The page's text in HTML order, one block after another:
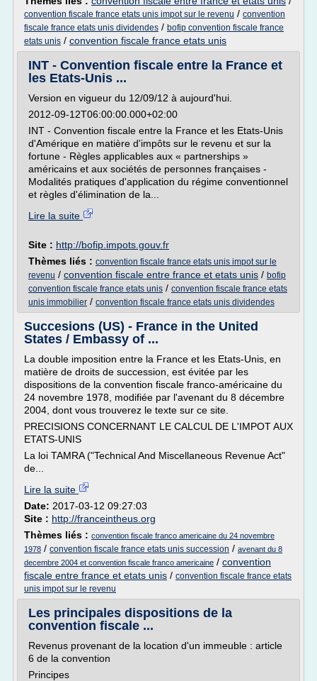
convention fiscale france etats unis impot sur le revenu / convention
fiscale france etats unis dividendes / bofip convention fiscale france
etats unis / convention fiscale france etats unis
INT - Convention fiscale entre la France et
les Etats-Unis ...
Version en vigueur du 12/09/12 à aujourd'hui.
2012-09-12T06:00:00.000+02:00
INT - Convention fiscale entre la France et les Etats-Unis
d'Amérique en matière d'impôts sur le revenu et sur la
fortune - Règles applicables aux « partnerships »
américains et aux sociétés de personnes françaises -
Modalités pratiques d'application du régime conventionnel
et règles d'élimination de la...
Lire la suite
Site : http://bofip.impots.gouv.fr
Thèmes liés : convention fiscale france etats unis impot sur le
revenu / convention fiscale entre france et etats unis / bofip
convention fiscale france etats unis / convention fiscale france etats
unis immobilier / convention fiscale france etats unis dividendes
Succesions (US) - France in the United
States / Embassy of ...
La double imposition entre la France et les Etats-Unis, en
matière de droits de succession, est évitée par les
dispositions de la convention fiscale franco-américaine du
24 novembre 1978, modifiée par l'avenant du 8 décembre
2004, dont vous trouverez le texte sur ce site.
PRECISIONS CONCERNANT LE CALCUL DE L'IMPOT AUX
ETATS-UNIS
La loi TAMRA ("Technical And Miscellaneous Revenue Act"
de...
Lire la suite
Date: 2017-03-12 09:27:03
Site : http://franceintheus.org
Thèmes liés : convention fiscale franco americaine du 24 novembre
1978 / convention fiscale france etats unis succession / avenant du 8
decembre 2004 et convention fiscale franco americaine / convention
fiscale entre france et etats unis / convention fiscale france etats
unis impot sur le revenu
Les principales dispositions de la
convention fiscale ...
Revenus provenant de la location d'un immeuble : article
6 de la convention
Principes